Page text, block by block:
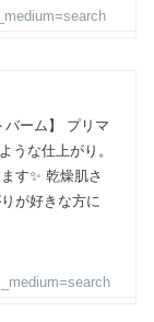
バーム】 プリマ
うな仕上がり。
す✨ 乾燥肌さ
が好きな方に